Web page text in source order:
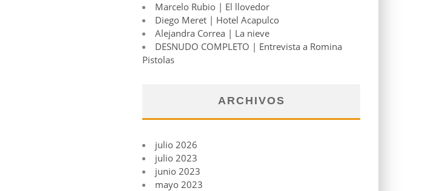
Marcelo Rubio | El llovedor
Diego Meret | Hotel Acapulco
Alejandra Correa | La nieve
DESNUDO COMPLETO | Entrevista a Romina
Pistolas
ARCHIVOS
julio 2026
julio 2023
junio 2023
mayo 2023